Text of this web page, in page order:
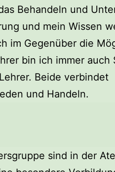
Behandeln und
und mein Wissen
im Gegenüber die
bin ich immer auch
Beide verbindet
und Handeln.
sind in der